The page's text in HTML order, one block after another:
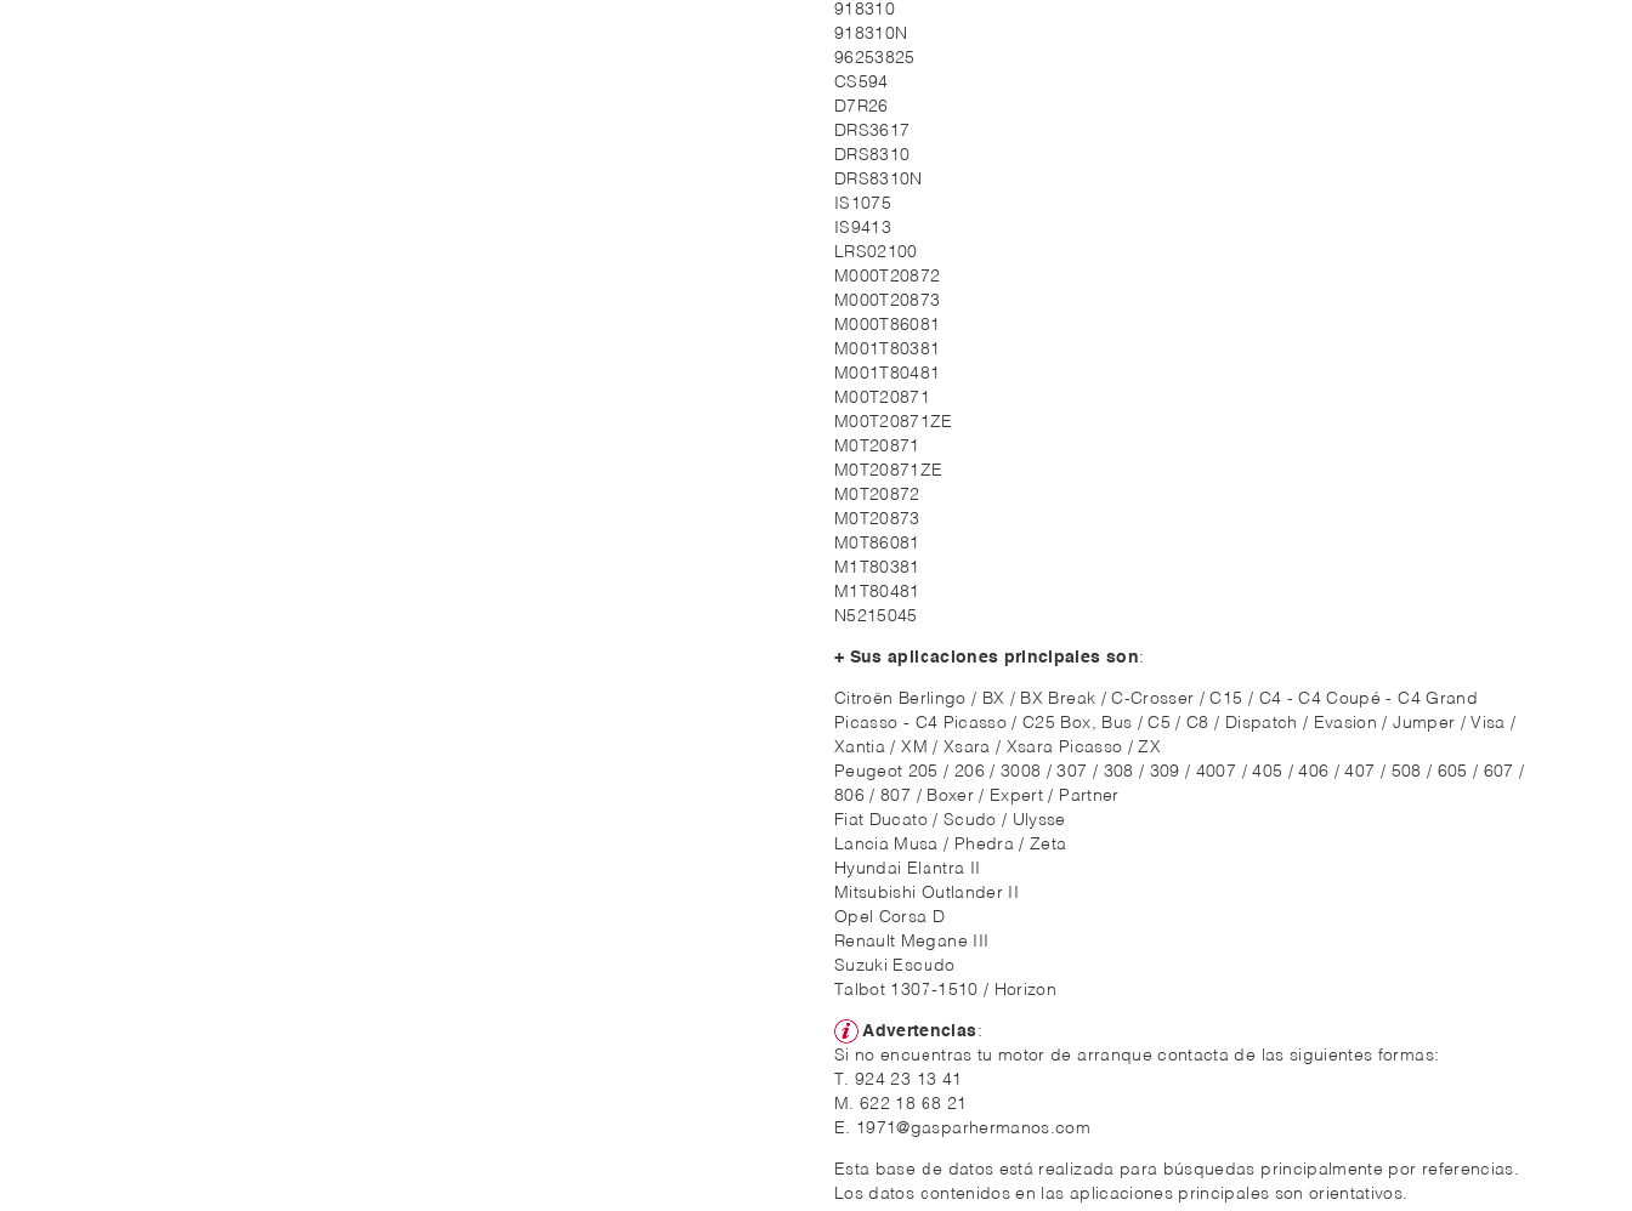
918310
918310N
96253825
CS594
D7R26
DRS3617
DRS8310
DRS8310N
IS1075
IS9413
LRS02100
M000T20872
M000T20873
M000T86081
M001T80381
M001T80481
M00T20871
M00T20871ZE
M0T20871
M0T20871ZE
M0T20872
M0T20873
M0T86081
M1T80381
M1T80481
N5215045
+ Sus aplicaciones principales son:
Citroën Berlingo / BX / BX Break / C-Crosser / C15 / C4 - C4 Coupé - C4 Grand
Picasso - C4 Picasso / C25 Box, Bus / C5 / C8 / Dispatch / Evasion / Jumper / Visa /
Xantia / XM / Xsara / Xsara Picasso / ZX
Peugeot 205 / 206 / 3008 / 307 / 308 / 309 / 4007 / 405 / 406 / 407 / 508 / 605 / 607 /
806 / 807 / Boxer / Expert / Partner
Fiat Ducato / Scudo / Ulysse
Lancia Musa / Phedra / Zeta
Hyundai Elantra II
Mitsubishi Outlander II
Opel Corsa D
Renault Megane III
Suzuki Escudo
Talbot 1307-1510 / Horizon
Advertencias:
Si no encuentras tu motor de arranque contacta de las siguientes formas:
T. 924 23 13 41
M. 622 18 68 21
E. 1971@gasparhermanos.com
Esta base de datos está realizada para búsquedas principalmente por referencias.
Los datos contenidos en las aplicaciones principales son orientativos.